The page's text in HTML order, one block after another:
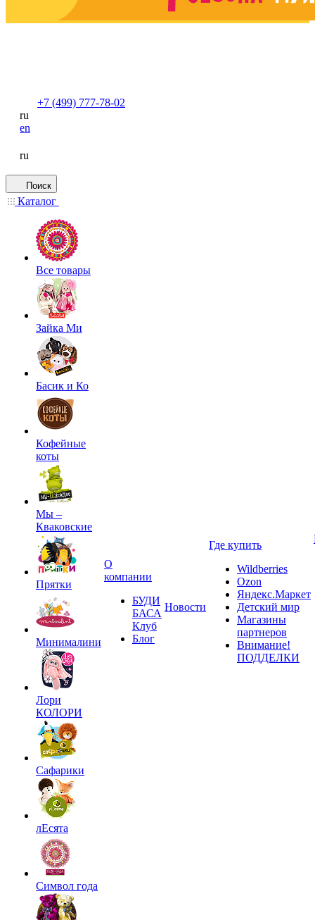
+7 (499) 777-78-02
ru
en
ru
Поиск
Каталог
Все товары
Зайка Ми
Басик и Ко
Кофейные
коты
Мы –
Кваковские
Прятки
Минималини
Лори
КОЛОРИ
Сафарики
лЕсята
Символ года
О
компании
БУДИ
БАСА
Клуб
Блог
Новости
Где купить
Wildberries
Ozon
Яндекс.Маркет
Детский мир
Магазины
партнеров
Внимание!
ПОДДЕЛКИ